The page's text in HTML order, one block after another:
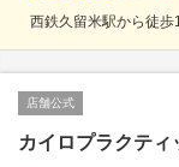
西鉄久留米駅から徒
店舗公式
カイロプラクテ